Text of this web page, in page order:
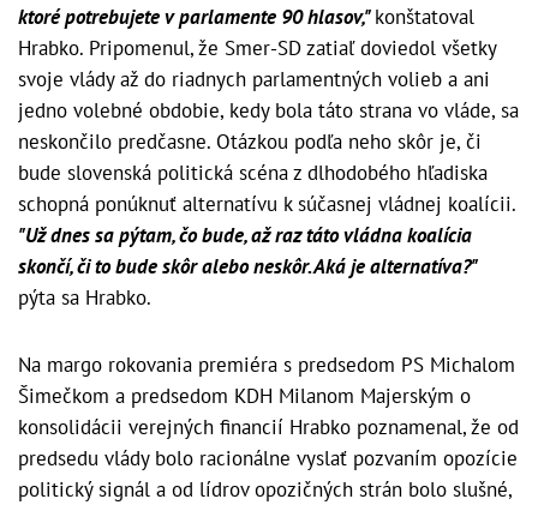
ktoré potrebujete v parlamente 90 hlasov,"konštatoval
Hrabko. Pripomenul, že Smer-SD zatiaľ doviedol všetky
svoje vlády až do riadnych parlamentných volieb a ani
jedno volebné obdobie, kedy bola táto strana vo vláde, sa
neskončilo predčasne. Otázkou podľa neho skôr je, či
bude slovenská politická scéna z dlhodobého hľadiska
schopná ponúknuť alternatívu k súčasnej vládnej koalícii.
"Už dnes sa pýtam, čo bude, až raz táto vládna koalícia
skončí, či to bude skôr alebo neskôr. Aká je alternatíva?"
pýta sa Hrabko.
Na margo rokovania premiéra s predsedom PS Michalom
Šimečkom a predsedom KDH Milanom Majerským o
konsolidácii verejných financií Hrabko poznamenal, že od
predsedu vlády bolo racionálne vyslať pozvaním opozície
politický signál a od lídrov opozičných strán bolo slušné,